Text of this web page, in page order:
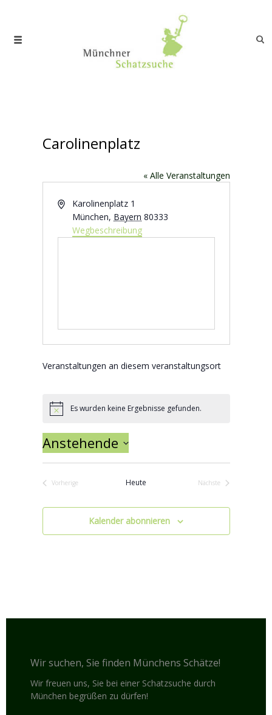
Carolinenplatz
« Alle Veranstaltungen
AdresseKarolinenplatz 1
München, Bayern 80333
Wegbeschreibung
Veranstaltungen an diesem veranstaltungsort
HinweisEs wurden keine Ergebnisse gefunden.
Anstehende
Datum wählen.
Vorherige
Veranstaltungen
Heute
Nächste
Kalender abonnieren
Wir suchen, Sie finden Münchens Schätze!
Wir freuen uns, Sie bei einer Schatzsuche durch
München begrüßen zu dürfen!